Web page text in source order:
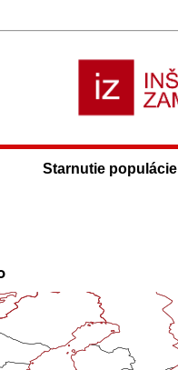
Starnutie populácie